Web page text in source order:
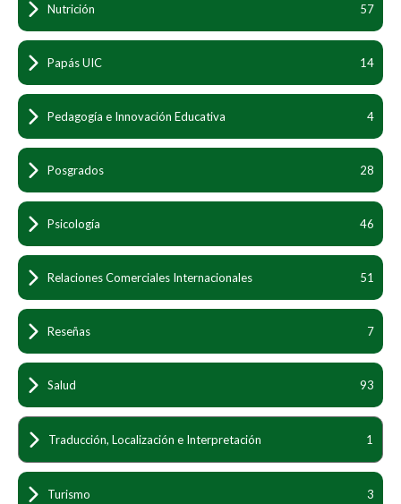
Nutrición 57
Papás UIC 14
Pedagogía e Innovación Educativa 4
Posgrados 28
Psicología 46
Relaciones Comerciales Internacionales 51
Reseñas 7
Salud 93
Traducción, Localización e Interpretación 1
Turismo 3